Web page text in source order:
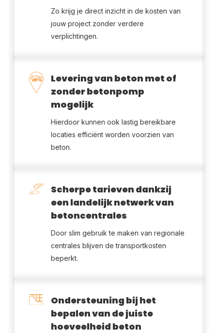
Zo krijg je direct inzicht in de kosten van
jouw project zonder verdere
verplichtingen.
Levering van beton met of
zonder betonpomp
mogelijk
Hierdoor kunnen ook lastig bereikbare
locaties efficiënt worden voorzien van
beton.
Scherpe tarieven dankzij
een landelijk netwerk van
betoncentrales
Door slim gebruik te maken van regionale
centrales blijven de transportkosten
beperkt.
Ondersteuning bij het
bepalen van de juiste
hoeveelheid beton